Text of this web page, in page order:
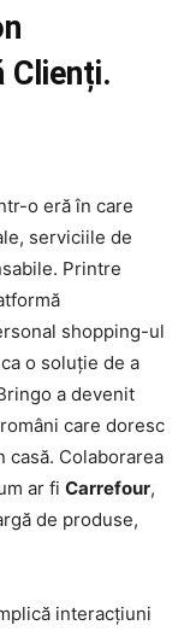
Clienți.
o eră în care
serviciile de
Printre
shopping-ul
o soluție de a
a devenit
care doresc
casă. Colaborarea
ar fi Carrefour,
de produse,
interacțiuni